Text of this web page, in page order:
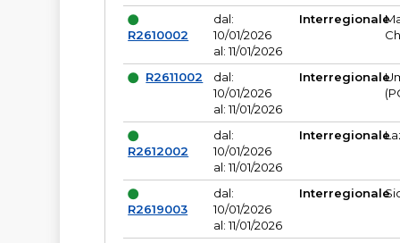
R2610002
dal:
10/01/2026
al: 11/01/2026
Interregionale
R2611002
dal:
10/01/2026
al: 11/01/2026
Interregionale
R2612002
dal:
10/01/2026
al: 11/01/2026
Interregionale
R2619003
dal:
10/01/2026
al: 11/01/2026
Interregionale